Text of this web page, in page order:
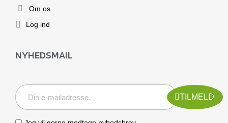
Om os
Log ind
NYHEDSMAIL
TILMELD